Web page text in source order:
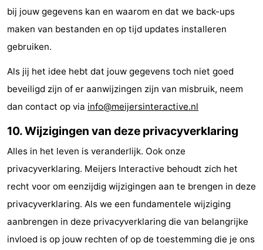
bij jouw gegevens kan en waarom en dat we back-ups
maken van bestanden en op tijd updates installeren
gebruiken.
Als jij het idee hebt dat jouw gegevens toch niet goed
beveiligd zijn of er aanwijzingen zijn van misbruik, neem
dan contact op via info@meijersinteractive.nl
10. Wijzigingen van deze privacyverklaring
Alles in het leven is veranderlijk. Ook onze
privacyverklaring. Meijers Interactive behoudt zich het
recht voor om eenzijdig wijzigingen aan te brengen in deze
privacyverklaring. Als we een fundamentele wijziging
aanbrengen in deze privacyverklaring die van belangrijke
invloed is op jouw rechten of op de toestemming die je ons